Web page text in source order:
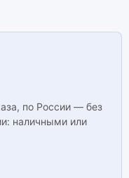
по России — без
наличными или